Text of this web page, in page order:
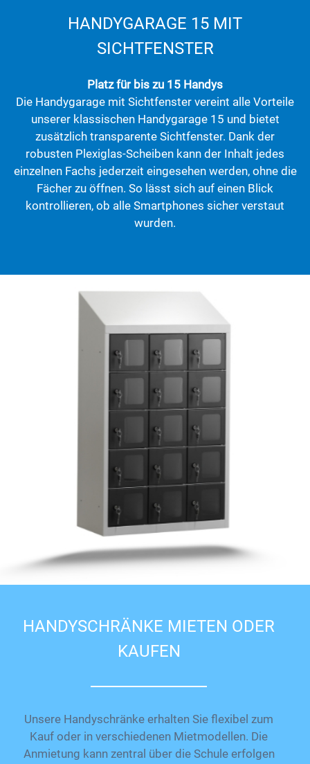
HANDYGARAGE 15 MIT
SICHTFENSTER
Platz für bis zu 15 Handys
Die Handygarage mit Sichtfenster vereint alle Vorteile
unserer klassischen Handygarage 15 und bietet
zusätzlich transparente Sichtfenster. Dank der
robusten Plexiglas-Scheiben kann der Inhalt jedes
einzelnen Fachs jederzeit eingesehen werden, ohne die
Fächer zu öffnen. So lässt sich auf einen Blick
kontrollieren, ob alle Smartphones sicher verstaut
wurden.
HANDYSCHRÄNKE MIETEN ODER
KAUFEN
Unsere Handyschränke erhalten Sie flexibel zum
Kauf oder in verschiedenen Mietmodellen. Die
Anmietung kann zentral über die Schule erfolgen